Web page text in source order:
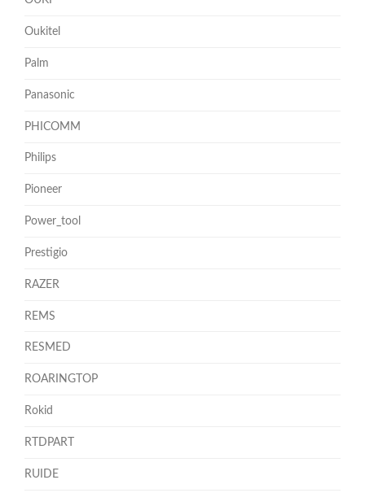
Oukitel
Palm
Panasonic
PHICOMM
Philips
Pioneer
Power_tool
Prestigio
RAZER
REMS
RESMED
ROARINGTOP
Rokid
RTDPART
RUIDE